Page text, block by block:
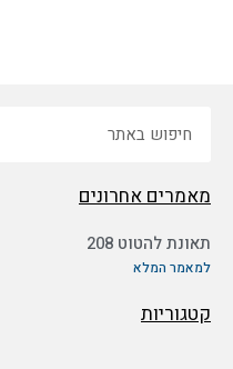
מאמרים אחרונים
תאונת להטוט 208
למאמר המלא
קטגוריות